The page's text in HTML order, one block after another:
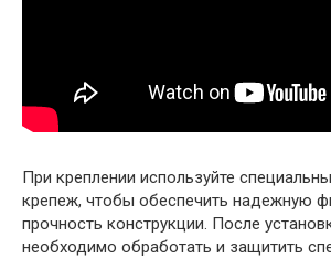
При креплении используйте
крепеж, чтобы обеспечить надежную
прочность конструкции. После
необходимо обработать и защитить